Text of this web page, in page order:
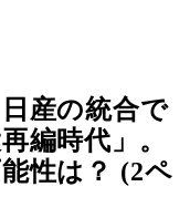
産の統合で
編時代」。
性は？ (2ペ